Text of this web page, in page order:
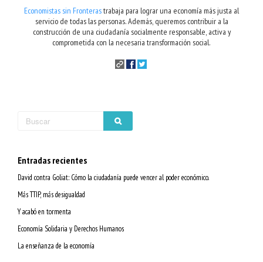
Economistas sin Fronterastrabaja para lograr una economía más justa al
servicio de todas las personas. Además, queremos contribuir a la
construcción de una ciudadanía socialmente responsable, activa y
comprometida con la necesaria transformación social.
Entradas recientes
David contra Goliat: Cómo la ciudadanía puede vencer al poder económico.
Más TTIP, más desigualdad
Y acabó en tormenta
Economía Solidaria y Derechos Humanos
La enseñanza de la economía